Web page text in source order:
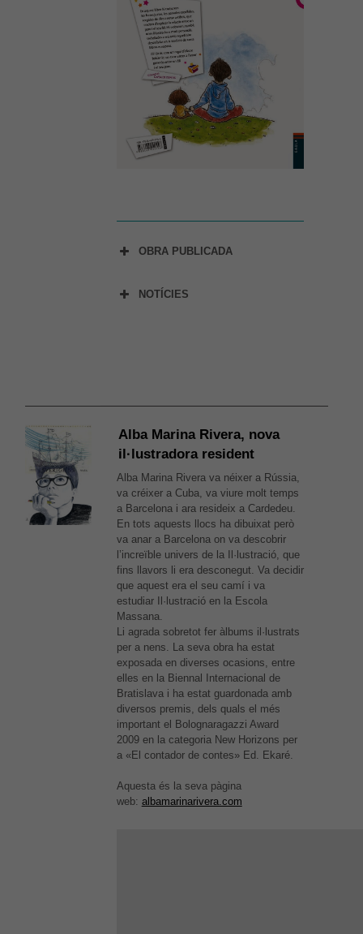
OBRA PUBLICADA
NOTÍCIES
il·lustrat per Roger Simó
» Totes les creacions
(Il·lustra’m 2020)
» BUTACA D’ARTISTA:
Trobada amb l’il·lustrador
Roger Simó
Alba Marina Rivera, nova
il·lustradora resident
Alba Marina Rivera va néixer a Rússia,
va créixer a Cuba, va viure molt temps
a Barcelona i ara resideix a Cardedeu.
En tots aquests llocs ha dibuixat però
va anar a Barcelona on va descobrir
l’increïble univers de la Il·lustració, que
fins llavors li era desconegut. Va decidir
que aquest era el seu camí i va
estudiar Il·lustració en la Escola
Massana.
Li agrada sobretot fer àlbums il·lustrats
per a nens. La seva obra ha estat
exposada en diverses ocasions, entre
elles en la Biennal Internacional de
Bratislava i ha estat guardonada amb
diversos premis, dels quals el més
important el Bolognaragazzi Award
2009 en la categoria New Horizons per
a «El contador de contes» Ed. Ekaré.
Aquesta és la seva pàgina
web: albamarinarivera.com